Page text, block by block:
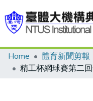
Communities &
Home 體育新聞剪報